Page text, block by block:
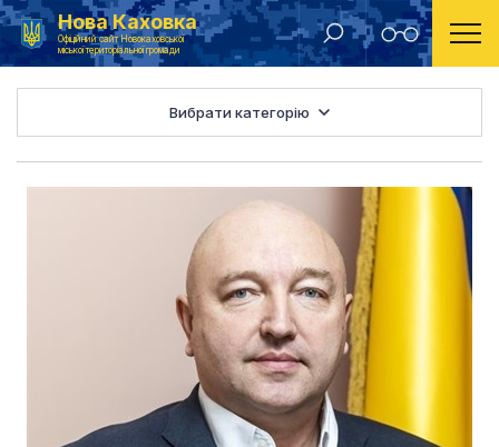
Нова Каховка
Офіційний сайт Новокаховської
міської територіальної громади
Головна Депутатський корпус
Вибрати категорію